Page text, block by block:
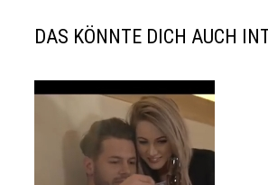
DAS KÖNNTE DICH AUCH